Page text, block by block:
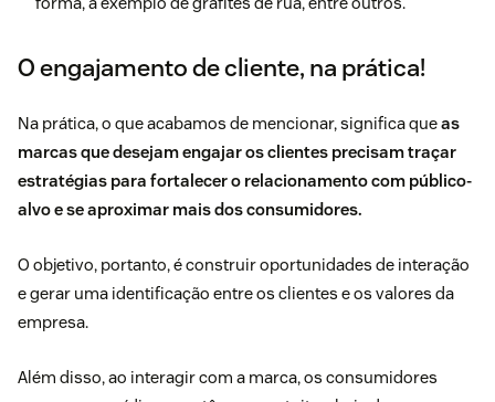
O engajamento de cliente, na prática!
Na prática, o que acabamos de mencionar, significa queas
marcas que desejam engajar os clientes precisam traçar
estratégias para fortalecer o relacionamento com público-
alvo e se aproximar mais dos consumidores.
O objetivo, portanto, é construir oportunidades de interação
e gerar uma identificação entre os clientes e os valores da
empresa.
Além disso, ao interagir com a marca, os consumidores